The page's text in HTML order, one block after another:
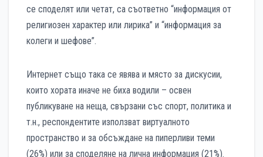
се споделят или четат, са съответно “информация от
религиозен характер или лирика” и “информация за
колеги и шефове”.
Интернет също така се явява и място за дискусии,
които хората иначе не биха водили – освен
публикуване на неща, свързани със спорт, политика и
т.н., респондентите използват виртуалното
пространство и за обсъждане на пиперливи теми
(26%) или за споделяне на лична информация (21%).